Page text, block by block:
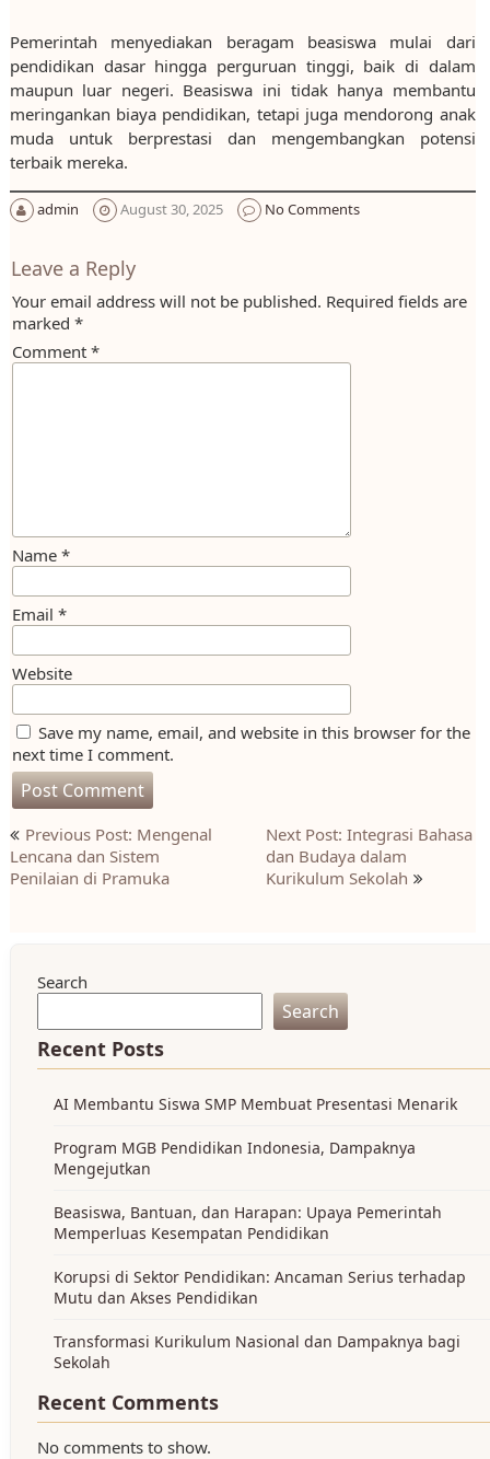
Pemerintah menyediakan beragam beasiswa mulai dari
pendidikan dasar hingga perguruan tinggi, baik di dalam
maupun luar negeri. Beasiswa ini tidak hanya membantu
meringankan biaya pendidikan, tetapi juga mendorong anak
muda untuk berprestasi dan mengembangkan potensi
terbaik mereka.
admin August 30, 2025 No Comments
Leave a Reply
Your email address will not be published. Required fields are
marked *
Comment *
Name *
Email *
Website
Save my name, email, and website in this browser for the
next time I comment.
Post
navigation
Previous Post: Mengenal
Lencana dan Sistem
Penilaian di Pramuka
Next Post: Integrasi Bahasa
dan Budaya dalam
Kurikulum Sekolah
Search
Search
Recent Posts
AI Membantu Siswa SMP Membuat Presentasi Menarik
Program MGB Pendidikan Indonesia, Dampaknya
Mengejutkan
Beasiswa, Bantuan, dan Harapan: Upaya Pemerintah
Memperluas Kesempatan Pendidikan
Korupsi di Sektor Pendidikan: Ancaman Serius terhadap
Mutu dan Akses Pendidikan
Transformasi Kurikulum Nasional dan Dampaknya bagi
Sekolah
Recent Comments
No comments to show.